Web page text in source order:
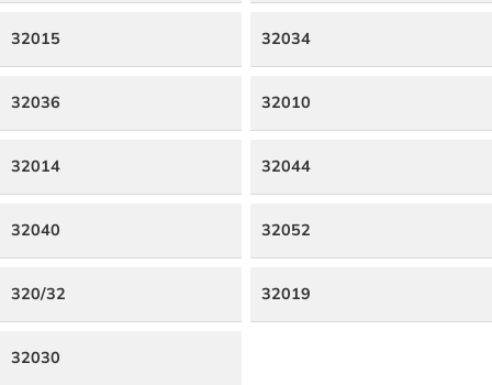
32015 32034
32036 32010
32014 32044
32040 32052
320/32 32019
32030